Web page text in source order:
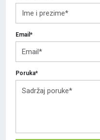
Email*
Poruka*